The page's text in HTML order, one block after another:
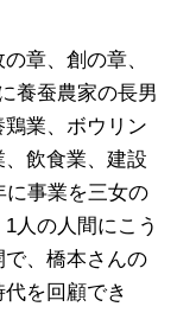
章、創の章、
養蚕農家の長男
業、ボウリン
飲食業、建設
に事業を三女の
人の人間にこう
で、橋本さんの
を回顧でき